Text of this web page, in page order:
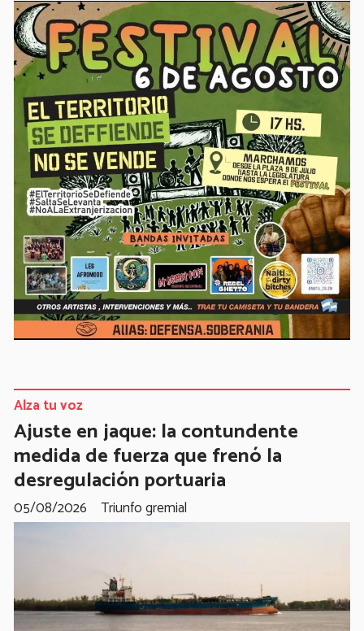
Ajuste en jaque: la contundente
medida de fuerza que frenó la
desregulación portuaria
Triunfo gremial
Alza tu voz
05/08/2026